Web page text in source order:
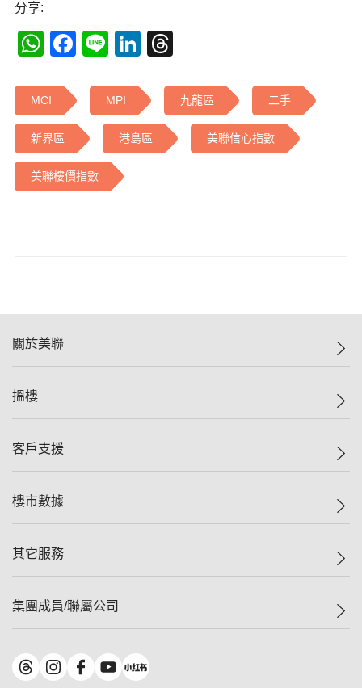
分享:
WhatsApp
Facebook
LineLinkedIn
MCI MPI 九龍區 二手
新界區 港島區 美聯信心指數
美聯樓價指數
關於美聯
美聯集團
人才招募
搵樓
一手新盤
減價
美聯豪宅
獨家樓盤
租盤
客戶支援
自助放盤
查詢熱線
按揭計算機
負擔能力計算機
轉按計算機
繳款方式
樓市數據
樓價指數
歷史成交
屋苑成交排行榜
地區百科
其它服務
屋苑專頁
美聯精英會
集團成員/聯屬公司
美聯物業
鋑聯控股*